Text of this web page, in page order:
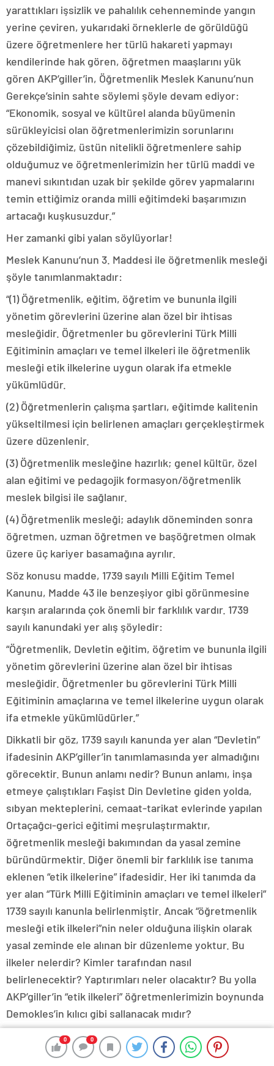
0 0
0 0
yarattıkları işsizlik ve pahalılık cehenneminde yangın
yerine çeviren, yukarıdaki örneklerle de görüldüğü
üzere öğretmenlere her türlü hakareti yapmayı
kendilerinde hak gören, öğretmen maaşlarını yük
gören AKP’giller’in, Öğretmenlik Meslek Kanunu’nun
Gerekçe’sinin sahte söylemi şöyle devam ediyor:
“Ekonomik, sosyal ve kültürel alanda büyümenin
sürükleyicisi olan öğretmenlerimizin sorunlarını
çözebildiğimiz, üstün nitelikli öğretmenlere sahip
olduğumuz ve öğretmenlerimizin her türlü maddi ve
manevi sıkıntıdan uzak bir şekilde görev yapmalarını
temin ettiğimiz oranda milli eğitimdeki başarımızın
artacağı kuşkusuzdur.”
Her zamanki gibi yalan söylüyorlar!
Meslek Kanunu’nun 3. Maddesi ile öğretmenlik mesleği
şöyle tanımlanmaktadır:
“(1) Öğretmenlik, eğitim, öğretim ve bununla ilgili
yönetim görevlerini üzerine alan özel bir ihtisas
mesleğidir. Öğretmenler bu görevlerini Türk Milli
Eğitiminin amaçları ve temel ilkeleri ile öğretmenlik
mesleği etik ilkelerine uygun olarak ifa etmekle
yükümlüdür.
(2) Öğretmenlerin çalışma şartları, eğitimde kalitenin
yükseltilmesi için belirlenen amaçları gerçekleştirmek
üzere düzenlenir.
(3) Öğretmenlik mesleğine hazırlık; genel kültür, özel
alan eğitimi ve pedagojik formasyon/öğretmenlik
meslek bilgisi ile sağlanır.
(4) Öğretmenlik mesleği; adaylık döneminden sonra
öğretmen, uzman öğretmen ve başöğretmen olmak
üzere üç kariyer basamağına ayrılır.
Söz konusu madde, 1739 sayılı Milli Eğitim Temel
Kanunu, Madde 43 ile benzeşiyor gibi görünmesine
karşın aralarında çok önemli bir farklılık vardır. 1739
sayılı kanundaki yer alış şöyledir:
“Öğretmenlik, Devletin eğitim, öğretim ve bununla ilgili
yönetim görevlerini üzerine alan özel bir ihtisas
mesleğidir. Öğretmenler bu görevlerini Türk Milli
Eğitiminin amaçlarına ve temel ilkelerine uygun olarak
ifa etmekle yükümlüdürler.”
Dikkatli bir göz, 1739 sayılı kanunda yer alan “Devletin”
ifadesinin AKP’giller’in tanımlamasında yer almadığını
görecektir. Bunun anlamı nedir? Bunun anlamı, inşa
etmeye çalıştıkları Faşist Din Devletine giden yolda,
sıbyan mekteplerini, cemaat-tarikat evlerinde yapılan
Ortaçağcı-gerici eğitimi meşrulaştırmaktır,
öğretmenlik mesleği bakımından da yasal zemine
büründürmektir. Diğer önemli bir farklılık ise tanıma
eklenen “etik ilkelerine” ifadesidir. Her iki tanımda da
yer alan “Türk Milli Eğitiminin amaçları ve temel ilkeleri”
1739 sayılı kanunla belirlenmiştir. Ancak “öğretmenlik
mesleği etik ilkeleri”nin neler olduğuna ilişkin olarak
yasal zeminde ele alınan bir düzenleme yoktur. Bu
ilkeler nelerdir? Kimler tarafından nasıl
belirlenecektir? Yaptırımları neler olacaktır? Bu yolla
AKP’giller’in “etik ilkeleri” öğretmenlerimizin boynunda
Demokles’in kılıcı gibi sallanacak mıdır?
AKP’giller, daha önce 1739 sayılı kanuna 2004 yılında
ekleme yaparak getirmek istedikleri, ancak Anayasa